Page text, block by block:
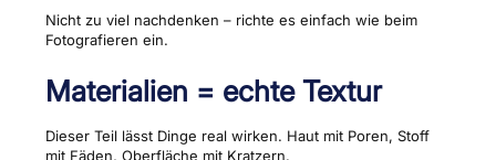
Nicht zu viel nachdenken – richte es einfach wie beim
Fotografieren ein.
Materialien = echte Textur
Dieser Teil lässt Dinge real wirken. Haut mit Poren, Stoff
mit Fäden, Oberfläche mit Kratzern.